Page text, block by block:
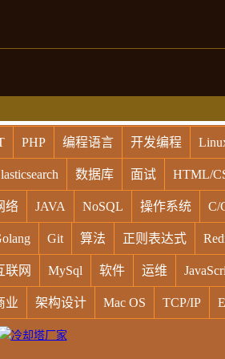
PHP 编程语言 开发编程
数据库 面试 HTML/
络 JAVA NoSQL 操作系统 C/
Git 算法 正则表达式
联网 MySql 软件 运维
业 架构设计 Mac OS TCP/IP
Oracle